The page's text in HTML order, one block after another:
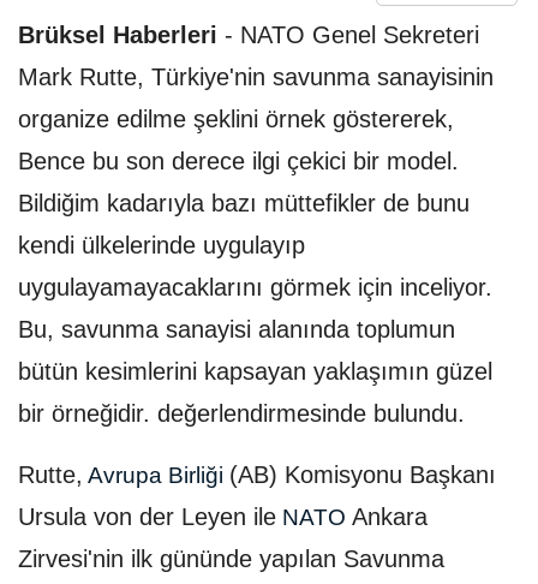
Brüksel Haberleri - NATO Genel Sekreteri
Mark Rutte, Türkiye'nin savunma sanayisinin
organize edilme şeklini örnek göstererek,
Bence bu son derece ilgi çekici bir model.
Bildiğim kadarıyla bazı müttefikler de bunu
kendi ülkelerinde uygulayıp
uygulayamayacaklarını görmek için inceliyor.
Bu, savunma sanayisi alanında toplumun
bütün kesimlerini kapsayan yaklaşımın güzel
bir örneğidir. değerlendirmesinde bulundu.
Rutte, Avrupa Birliği (AB) Komisyonu Başkanı
Ursula von der Leyen ile NATO Ankara
Zirvesi'nin ilk gününde yapılan Savunma